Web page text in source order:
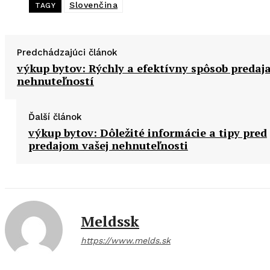
TAGY Slovenčina
Predchádzajúci článok
výkup bytov: Rýchly a efektívny spôsob
nehnuteľností
Ďalší článok
výkup bytov: Dôležité informácie a tipy pred
predajom vašej nehnuteľnosti
Meldssk
https://www.melds.sk